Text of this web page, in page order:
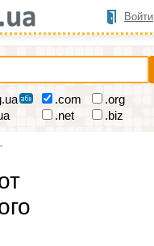
Войти
.com
.org
.net .biz